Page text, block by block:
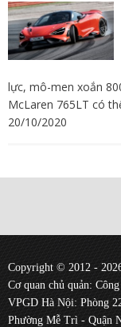
lực, mô-men xoắn
McLaren 765LT có
20/10/2020
Copyright © 2012 -
Cơ quan chủ quản:
VPGD Hà Nội: Phòng
Phường Mễ Trì - Quận